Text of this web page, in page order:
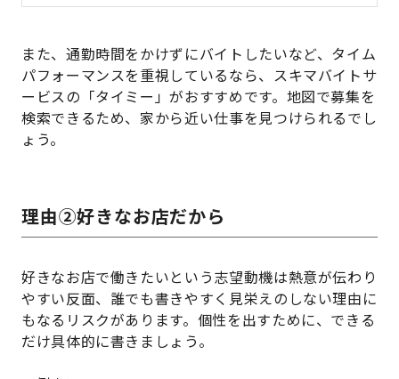
また、通勤時間をかけずにバイトしたいなど、タイム
パフォーマンスを重視しているなら、スキマバイトサ
ービスの「タイミー」がおすすめです。地図で募集を
検索できるため、家から近い仕事を見つけられるでし
ょう。
理由②好きなお店だから
好きなお店で働きたいという志望動機は熱意が伝わり
やすい反面、誰でも書きやすく見栄えのしない理由に
もなるリスクがあります。個性を出すために、できる
だけ具体的に書きましょう。